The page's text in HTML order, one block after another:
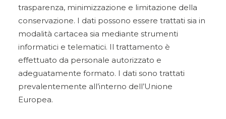
trasparenza, minimizzazione e limitazione della
conservazione. I dati possono essere trattati sia in
modalità cartacea sia mediante strumenti
informatici e telematici. Il trattamento è
effettuato da personale autorizzato e
adeguatamente formato. I dati sono trattati
prevalentemente all’interno dell’Unione
Europea.